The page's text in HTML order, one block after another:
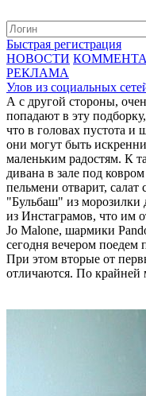
Быстрая регистрация
НОВОСТИ
РЕКЛАМА
Улов из социальных
А с другой стороны,
попадают в эту
что в головах пустота и
они могут быть
маленьким радостям. К
дивана в зале под
пельмени отварит, салат
"Бульбаш" из морозилки
из Инстаграмов, что им
Jo Malone, шармики
сегодня вечером поедем
При этом вторые от
отличаются. По крайней